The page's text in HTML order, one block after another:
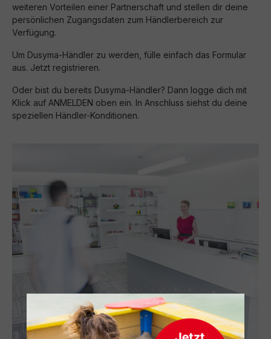
weiteren Vorteilen einer Partnerschaft und stellen dir deine
persönlichen Zugangsdaten zum Händlerbereich zur
Verfügung.
Um Dusyma-Händler zu werden, fülle einfach das Formular
aus. Jetzt registrieren.
Oder bist du bereits Dusyma-Händler? Dann logge dich mit
Klick auf ANMELDEN oben ein. In Anschluss siehst du deine
speziellen Händler-Konditionen.